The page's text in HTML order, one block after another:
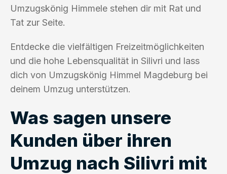
Umzugskönig Himmele stehen dir mit Rat und
Tat zur Seite.
Entdecke die vielfältigen Freizeitmöglichkeiten
und die hohe Lebensqualität in Silivri und lass
dich von Umzugskönig Himmel Magdeburg bei
deinem Umzug unterstützen.
Was sagen unsere
Kunden über ihren
Umzug nach Silivri mit